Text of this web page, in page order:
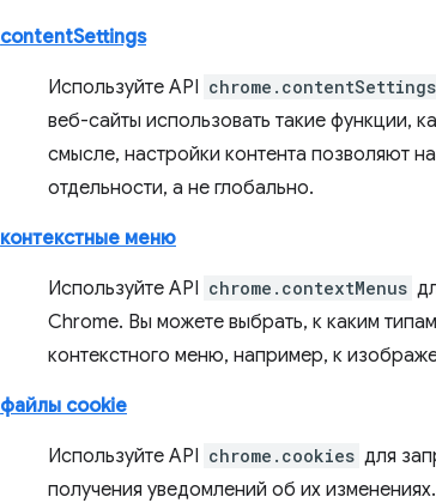
contentSettings
Используйте API chrome.contentSettings
веб-сайты использовать такие функции,
смысле, настройки контента позволяют
отдельности, а не глобально.
контекстные меню
Используйте API chrome.contextMenus
Chrome. Вы можете выбрать, к каким
контекстного меню, например, к
файлы cookie
Используйте API chrome.cookies для
получения уведомлений об их изменениях.